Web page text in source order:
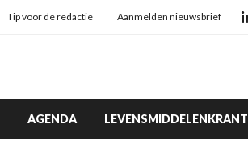
Tip voor de redactie Aanmelden nieuwsbrief
AGENDA LEVENSMIDDELENKRANT